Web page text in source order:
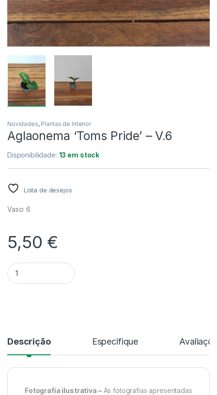
Novidades, Plantas de Interior
Aglaonema ‘Toms Pride’ – V.6
Disponibilidade: 13 em stock
Lista de desejos
Vaso: 6
5,50 €
Quantidade Aglaonema 'Toms Pride' – V.6
Descrição Especifique
Fotografia ilustrativa –As fotografias apresentadas